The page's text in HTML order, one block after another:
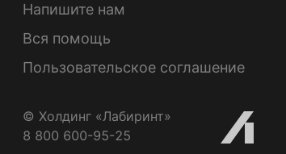
Напишите нам
Вся помощь
Пользовательское соглашение
© Холдинг «Лабиринт»
8 800 600-95-25